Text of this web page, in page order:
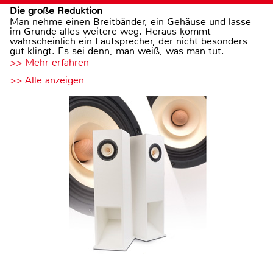
Die große Reduktion
Man nehme einen Breitbänder, ein Gehäuse und lasse
im Grunde alles weitere weg. Heraus kommt
wahrscheinlich ein Lautsprecher, der nicht besonders
gut klingt. Es sei denn, man weiß, was man tut.
>> Mehr erfahren
>> Alle anzeigen